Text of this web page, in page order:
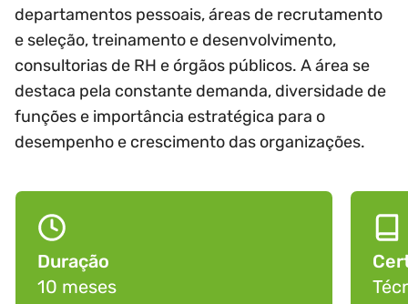
departamentos pessoais, áreas de recrutamento
e seleção, treinamento e desenvolvimento,
consultorias de RH e órgãos públicos. A área se
destaca pela constante demanda, diversidade de
funções e importância estratégica para o
desempenho e crescimento das organizações.
Duração
10 meses